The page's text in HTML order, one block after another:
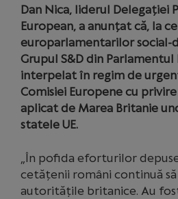
Dan Nica, liderul Delegației
European, a anunțat că, la
europarlamentarilor social-
Grupul S&D din Parlamentul
interpelat în regim de
Comisiei Europene cu
aplicat de Marea Britanie
statele UE.
„În pofida eforturilor
cetățenii români continuă
autoritățile britanice. Au